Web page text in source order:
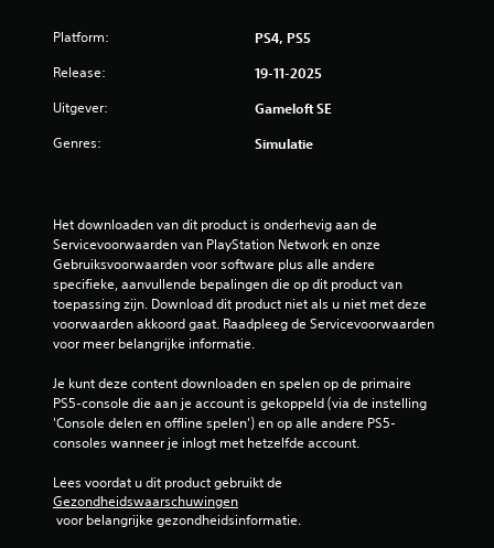
Platform: PS4, PS5
Release: 19-11-2025
Uitgever: Gameloft SE
Genres: Simulatie
Het downloaden van dit product is onderhevig aan de
Servicevoorwaarden van PlayStation Network en onze
Gebruiksvoorwaarden voor software plus alle andere
specifieke, aanvullende bepalingen die op dit product van
toepassing zijn. Download dit product niet als u niet met deze
voorwaarden akkoord gaat. Raadpleeg de Servicevoorwaarden
voor meer belangrijke informatie.
Je kunt deze content downloaden en spelen op de primaire
PS5-console die aan je account is gekoppeld (via de instelling
'Console delen en offline spelen') en op alle andere PS5-
consoles wanneer je inlogt met hetzelfde account.
Lees voordat u dit product gebruikt de
Gezondheidswaarschuwingen
voor belangrijke gezondheidsinformatie.